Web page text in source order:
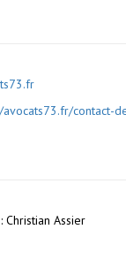
avocats73.fr/contact-
Assier